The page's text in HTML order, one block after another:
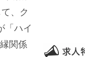
、ク
「ハイ
関係